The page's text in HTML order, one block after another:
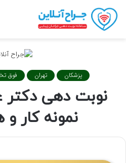
پزشکان تهران فوق
نوبت دهی دکتر
نمونه کار و